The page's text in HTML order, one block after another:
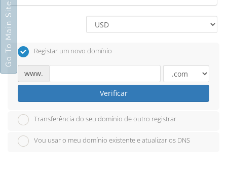
Registar um novo domínio
www.
Verificar
Transferência do seu domínio de outro registrar
Vou usar o meu domínio existente e atualizar os DNS
Go To Main Site